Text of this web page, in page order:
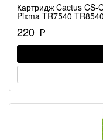
Картридж Cactus CS-
Pixma TR7540
220 p